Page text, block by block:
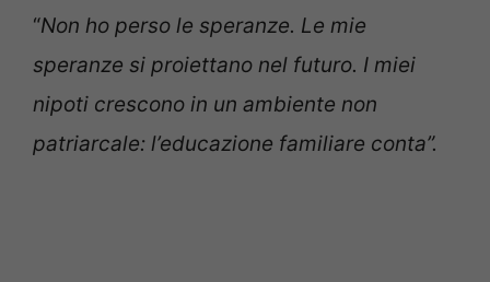
“Non ho perso le speranze. Le mie
speranze si proiettano nel futuro. I miei
nipoti crescono in un ambiente non
patriarcale: l’educazione familiare conta”.